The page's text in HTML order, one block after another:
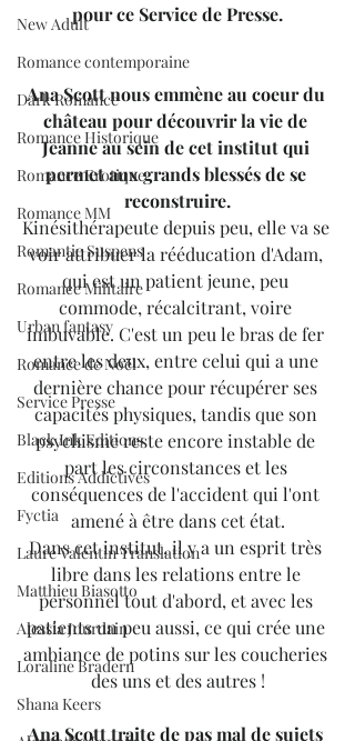
New Adult
Romance contemporaine
Dark Romance
Romance Historique
Romance Erotique
Romance MM
Romantic Suspens
Romance Militaire
Urban fantasy
Romance de Noël
Service Presse
Black Ink Editions
Editions Addictives
Fyctia
Laure Valentin Translation
Matthieu Biasotto
Alessia Jourdain
Loraline Bradern
Shana Keers
pour ce Service de Presse.
Ana Scott nous emmène au coeur du
château pour découvrir la vie de
Jeanne au sein de cet institut qui
permet aux grands blessés de se
reconstruire.
Kinésithérapeute depuis peu, elle va se
voir attribuer la rééducation d'Adam,
qui est un patient jeune, peu
commode, récalcitrant, voire
imbuvable. C'est un peu le bras de fer
entre les deux, entre celui qui a une
dernière chance pour récupérer ses
capacités physiques, tandis que son
psychisme reste encore instable de
part les circonstances et les
conséquences de l'accident qui l'ont
amené à être dans cet état.
Dans cet institut, il y a un esprit très
libre dans les relations entre le
personnel tout d'abord, et avec les
patients un peu aussi, ce qui crée une
ambiance de potins sur les coucheries
des uns et des autres !
Ana Scott traite de pas mal de sujets